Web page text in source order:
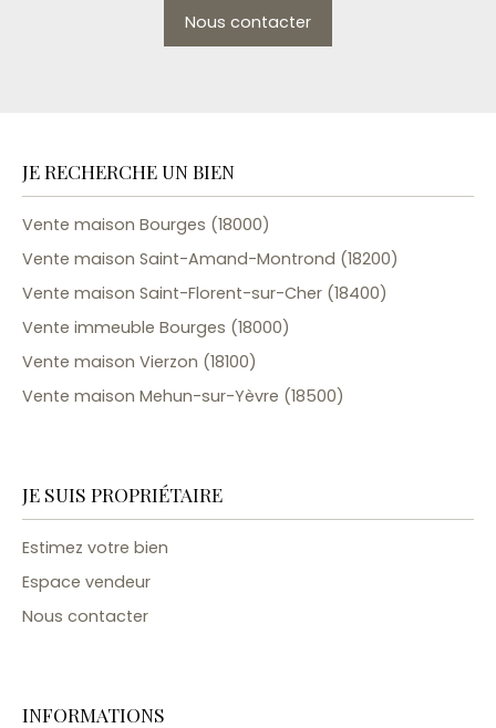
Nous contacter
JE RECHERCHE UN BIEN
Vente maison Bourges (18000)
Vente maison Saint-Amand-Montrond (18200)
Vente maison Saint-Florent-sur-Cher (18400)
Vente immeuble Bourges (18000)
Vente maison Vierzon (18100)
Vente maison Mehun-sur-Yèvre (18500)
JE SUIS PROPRIÉTAIRE
Estimez votre bien
Espace vendeur
Nous contacter
INFORMATIONS